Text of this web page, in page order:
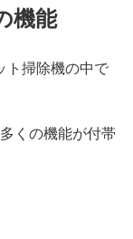
機能
ト掃除機の中で
くの機能が付帯